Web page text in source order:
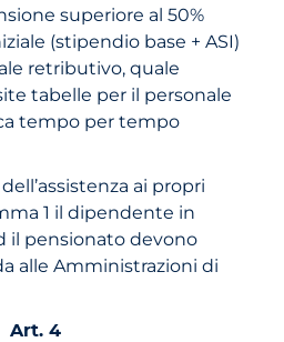
superiore al 50%
(stipendio base + ASI)
retributivo, quale
tabelle per il personale
tempo per tempo
ai propri
1 il dipendente in
il pensionato devono
alle Amministrazioni di
Art. 4